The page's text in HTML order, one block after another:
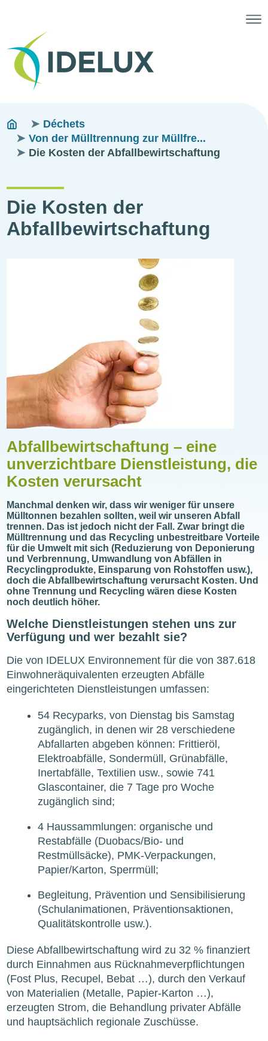
Pfadnavigation
You
are
here:
Déchets
Von der Mülltrennung zur Müllfre...
Die Kosten der Abfallbewirtschaftung
Die Kosten der
Abfallbewirtschaftung
Abfallbewirtschaftung – eine
unverzichtbare Dienstleistung, die
Kosten verursacht
Manchmal denken wir, dass wir weniger für unsere
Mülltonnen bezahlen sollten, weil wir unseren Abfall
trennen. Das ist jedoch nicht der Fall. Zwar bringt die
Mülltrennung und das Recycling unbestreitbare Vorteile
für die Umwelt mit sich (Reduzierung von Deponierung
und Verbrennung, Umwandlung von Abfällen in
Recyclingprodukte, Einsparung von Rohstoffen usw.),
doch die Abfallbewirtschaftung verursacht Kosten. Und
ohne Trennung und Recycling wären diese Kosten
noch deutlich höher.
Welche Dienstleistungen stehen uns zur
Verfügung und wer bezahlt sie?
Die von IDELUX Environnement für die von 387.618
Einwohneräquivalenten erzeugten Abfälle
eingerichteten Dienstleistungen umfassen:
54 Recyparks, von Dienstag bis Samstag
zugänglich, in denen wir 28 verschiedene
Abfallarten abgeben können: Frittieröl,
Elektroabfälle, Sondermüll, Grünabfälle,
Inertabfälle, Textilien usw., sowie 741
Glascontainer, die 7 Tage pro Woche
zugänglich sind;
4 Haussammlungen: organische und
Restabfälle (Duobacs/Bio- und
Restmüllsäcke), PMK-Verpackungen,
Papier/Karton, Sperrmüll;
Begleitung, Prävention und Sensibilisierung
(Schulanimationen, Präventionsaktionen,
Qualitätskontrolle usw.).
Diese Abfallbewirtschaftung wird zu 32 % finanziert
durch Einnahmen aus Rücknahmeverpflichtungen
(Fost Plus, Recupel, Bebat …), durch den Verkauf
von Materialien (Metalle, Papier-Karton …),
erzeugten Strom, die Behandlung privater Abfälle
und hauptsächlich regionale Zuschüsse.